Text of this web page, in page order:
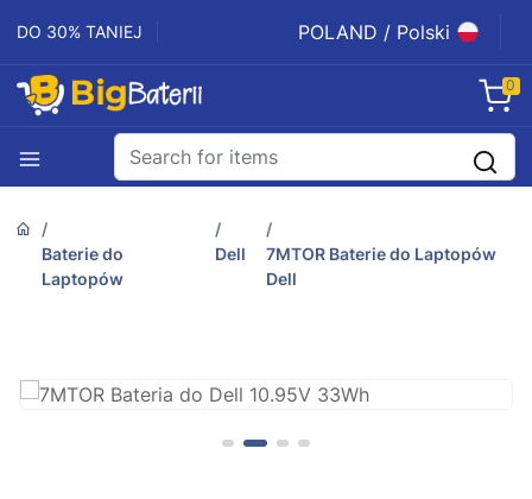
DO 30% TANIEJ POLAND / Polski
0
Baterie do
Laptopów
Dell
7MTOR Baterie do Laptopów
Dell